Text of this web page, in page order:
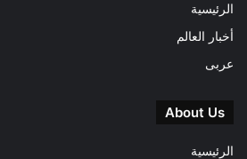
الرئيسية
أخبار العالم
عربى
About Us
الرئيسية